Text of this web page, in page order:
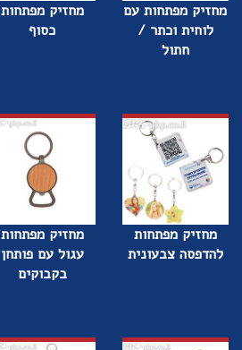
מחזיק מפתחות עם
לוחית וכתר /
חתול
מחזיק מפתחות
כסוף
מחזיק מפתחות
להדפסה צבעונית
מחזיק מפתחות
עגול עם פותחן
בקבוקים